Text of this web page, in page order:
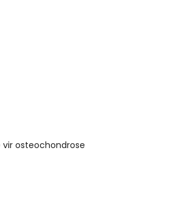
osteochondrose